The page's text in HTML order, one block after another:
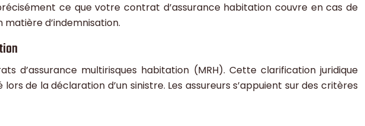
ce que votre contrat d’assurance habitation couvre en cas de
d’indemnisation.
d’assurance multirisques habitation (MRH). Cette clarification juridique
de la déclaration d’un sinistre. Les assureurs s’appuient sur des critères